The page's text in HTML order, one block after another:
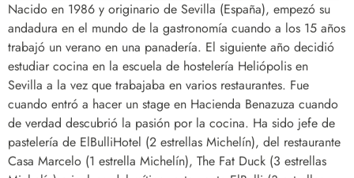
Nacido en 1986 y originario de Sevilla (España), empezó su
andadura en el mundo de la gastronomía cuando a los 15 años
trabajó un verano en una panadería. El siguiente año decidió
estudiar cocina en la escuela de hostelería Heliópolis en
Sevilla a la vez que trabajaba en varios restaurantes. Fue
cuando entró a hacer un stage en Hacienda Benazuza cuando
de verdad descubrió la pasión por la cocina. Ha sido jefe de
pastelería de ElBulliHotel (2 estrellas Michelín), del restaurante
Casa Marcelo (1 estrella Michelín), The Fat Duck (3 estrellas